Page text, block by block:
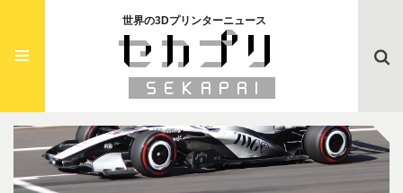
世界の3Dプリンターニュース